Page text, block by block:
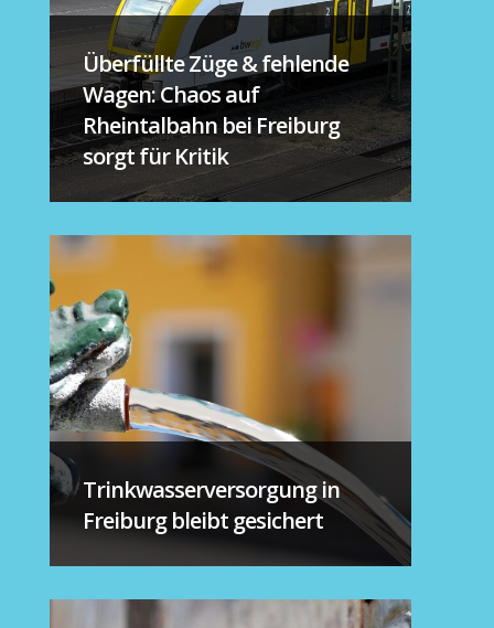
Überfüllte Züge & fehlende
Wagen: Chaos auf
Rheintalbahn bei Freiburg
sorgt für Kritik
Trinkwasserversorgung in
Freiburg bleibt gesichert